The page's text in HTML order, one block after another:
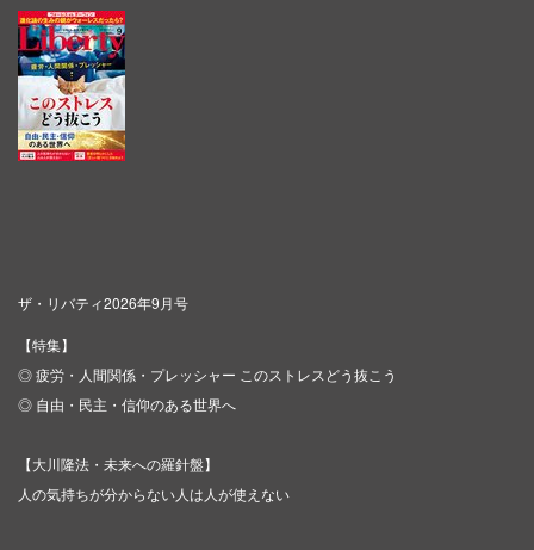
ザ・リバティ2026年9月号
【特集】
◎ 疲労・人間関係・プレッシャー このストレスどう抜こう
◎ 自由・民主・信仰のある世界へ
【大川隆法・未来への羅針盤】
人の気持ちが分からない人は人が使えない